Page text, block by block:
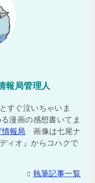
報局管理人
すぐ泣いちゃいま
漫画の感想書いてま
報局
画像は七尾ナ
ィオ』からコハクで
執筆記事一覧